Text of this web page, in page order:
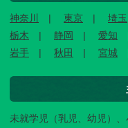
神奈川 東京 埼玉
栃木
静岡 愛知
岩手
秋田 宮城
未就学児（乳児、幼児）